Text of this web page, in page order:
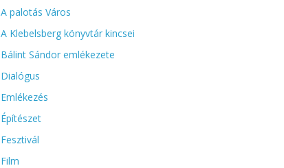
A palotás Város
A Klebelsberg könyvtár kincsei
Bálint Sándor emlékezete
Dialógus
Emlékezés
Építészet
Fesztivál
Film